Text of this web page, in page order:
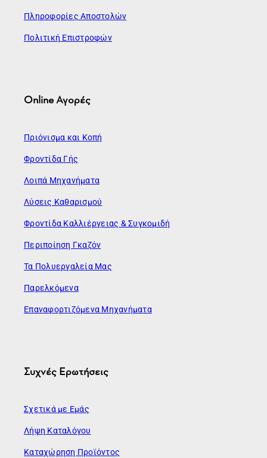
Πληροφορίες Αποστολών
Πολιτική Επιστροφών
Online Αγορές
Πριόνισμα και Κοπή
Φροντίδα Γής
Λοιπά Μηχανήματα
Λύσεις Καθαρισμού
Φροντίδα Καλλιέργειας & Συγκομιδή
Περιποίηση Γκαζόν
Τα Πολυεργαλεία Μας
Παρελκόμενα
Επαναφορτιζόμενα Μηχανήματα
Συχνές Ερωτήσεις
Σχετικά με Εμάς
Λήψη Καταλόγου
Καταχώρηση Προϊόντος